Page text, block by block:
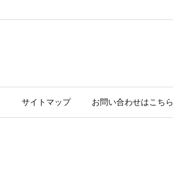
サイトマップ お問い合わせはこちら